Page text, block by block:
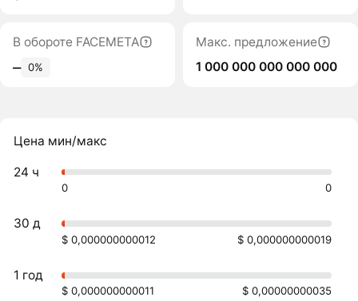
В обороте FACEMETA
‒ 0%
Макс. предложение
1 000 000 000 000 000
Цена мин/макс
24 ч
0 0
30 д
$ 0,000000000012 $ 0,000000000019
1 год
$ 0,000000000011 $ 0,00000000035